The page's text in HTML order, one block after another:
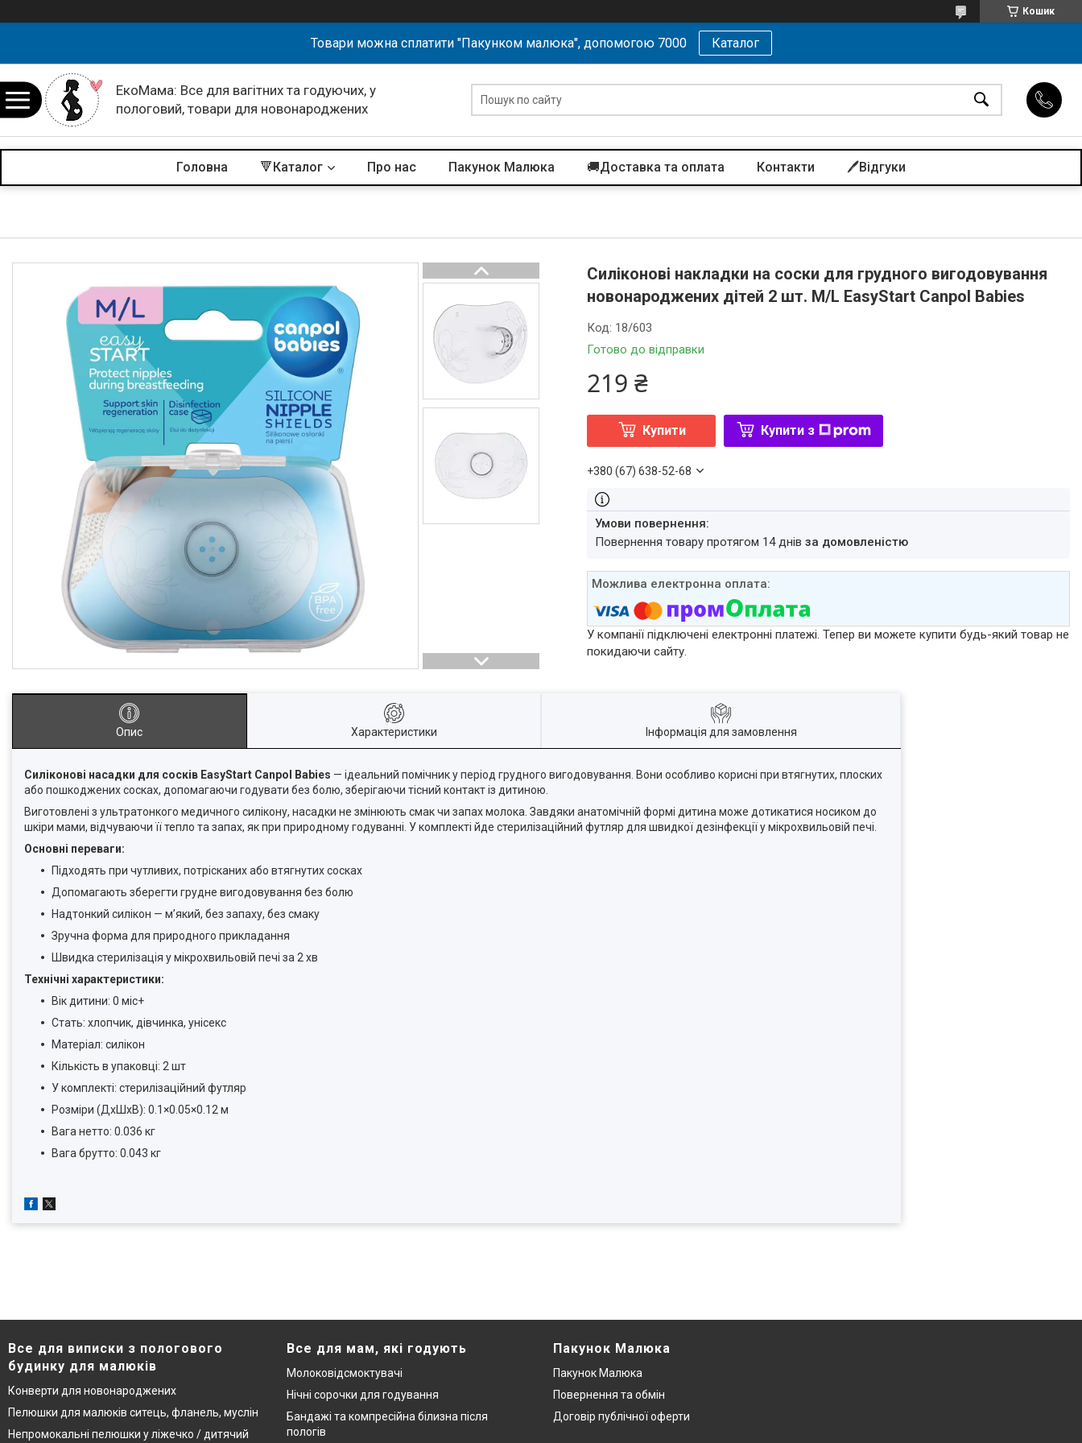
Кошик
Товари можна сплатити "Пакунком малюка", допомогою 7000 Каталог
ЕкоМама: Все для вагітних та годуючих, у
пологовий, товари для новонароджених
Головна 🔻Каталог Про нас Пакунок Малюка 🚚Доставка та оплата Контакти 🖊️Відгуки
Силіконові накладки на соски для грудного вигодовування
новонароджених дітей 2 шт. M/L EasyStart Canpol Babies
Готово до відправки
Код: 18/603
219 ₴
Купити Купити з
+380 (67) 638-52-68
повернення товару протягом 14 днівза домовленістю
У компанії підключені електронні платежі. Тепер ви можете купити будь-який товар не
покидаючи сайту.
Опис Характеристики Інформація для замовлення
Силіконові насадки для сосків EasyStart Canpol Babies — ідеальний помічник у період грудного вигодовування. Вони особливо корисні при втягнутих, плоских
або пошкоджених сосках, допомагаючи годувати без болю, зберігаючи тісний контакт із дитиною.
Виготовлені з ультратонкого медичного силікону, насадки не змінюють смак чи запах молока. Завдяки анатомічній формі дитина може дотикатися носиком до
шкіри мами, відчуваючи її тепло та запах, як при природному годуванні. У комплекті йде стерилізаційний футляр для швидкої дезінфекції у мікрохвильовій печі.
Основні переваги:
Підходять при чутливих, потрісканих або втягнутих сосках
Допомагають зберегти грудне вигодовування без болю
Надтонкий силікон — м’який, без запаху, без смаку
Зручна форма для природного прикладання
Швидка стерилізація у мікрохвильовій печі за 2 хв
Технічні характеристики:
Вік дитини: 0 міс+
Стать: хлопчик, дівчинка, унісекс
Матеріал: силікон
Кількість в упаковці: 2 шт
У комплекті: стерилізаційний футляр
Розміри (ДхШхВ): 0.1×0.05×0.12 м
Вага нетто: 0.036 кг
Вага брутто: 0.043 кг
Все для виписки з пологового
будинку для малюків
Конверти для новонароджених
Пелюшки для малюків ситець, фланель, муслін
Непромокальні пелюшки у ліжечко / дитячий
Все для мам, які годують
Молоковідсмоктувачі
Нічні сорочки для годування
Бандажі та компресійна білизна після
пологів
Пакунок Малюка
Пакунок Малюка
Повернення та обмін
Договір публічної оферти